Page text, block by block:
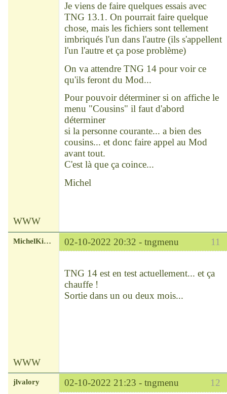
Je viens de faire quelques essais avec
TNG 13.1. On pourrait faire quelque
chose, mais les fichiers sont tellement
imbriqués l'un dans l'autre (ils s'appellent
l'un l'autre et ça pose problème)
On va attendre TNG 14 pour voir ce
qu'ils feront du Mod...
Pour pouvoir déterminer si on affiche le
menu "Cousins" il faut d'abord
déterminer
si la personne courante... a bien des
cousins... et donc faire appel au Mod
avant tout.
C'est là que ça coince...
Michel
WWW
11
MichelKirsch 02-10-2022 20:32 - tngmenu
TNG 14 est en test actuellement... et ça
chauffe !
Sortie dans un ou deux mois...
WWW
12
jlvalory 02-10-2022 21:23 - tngmenu